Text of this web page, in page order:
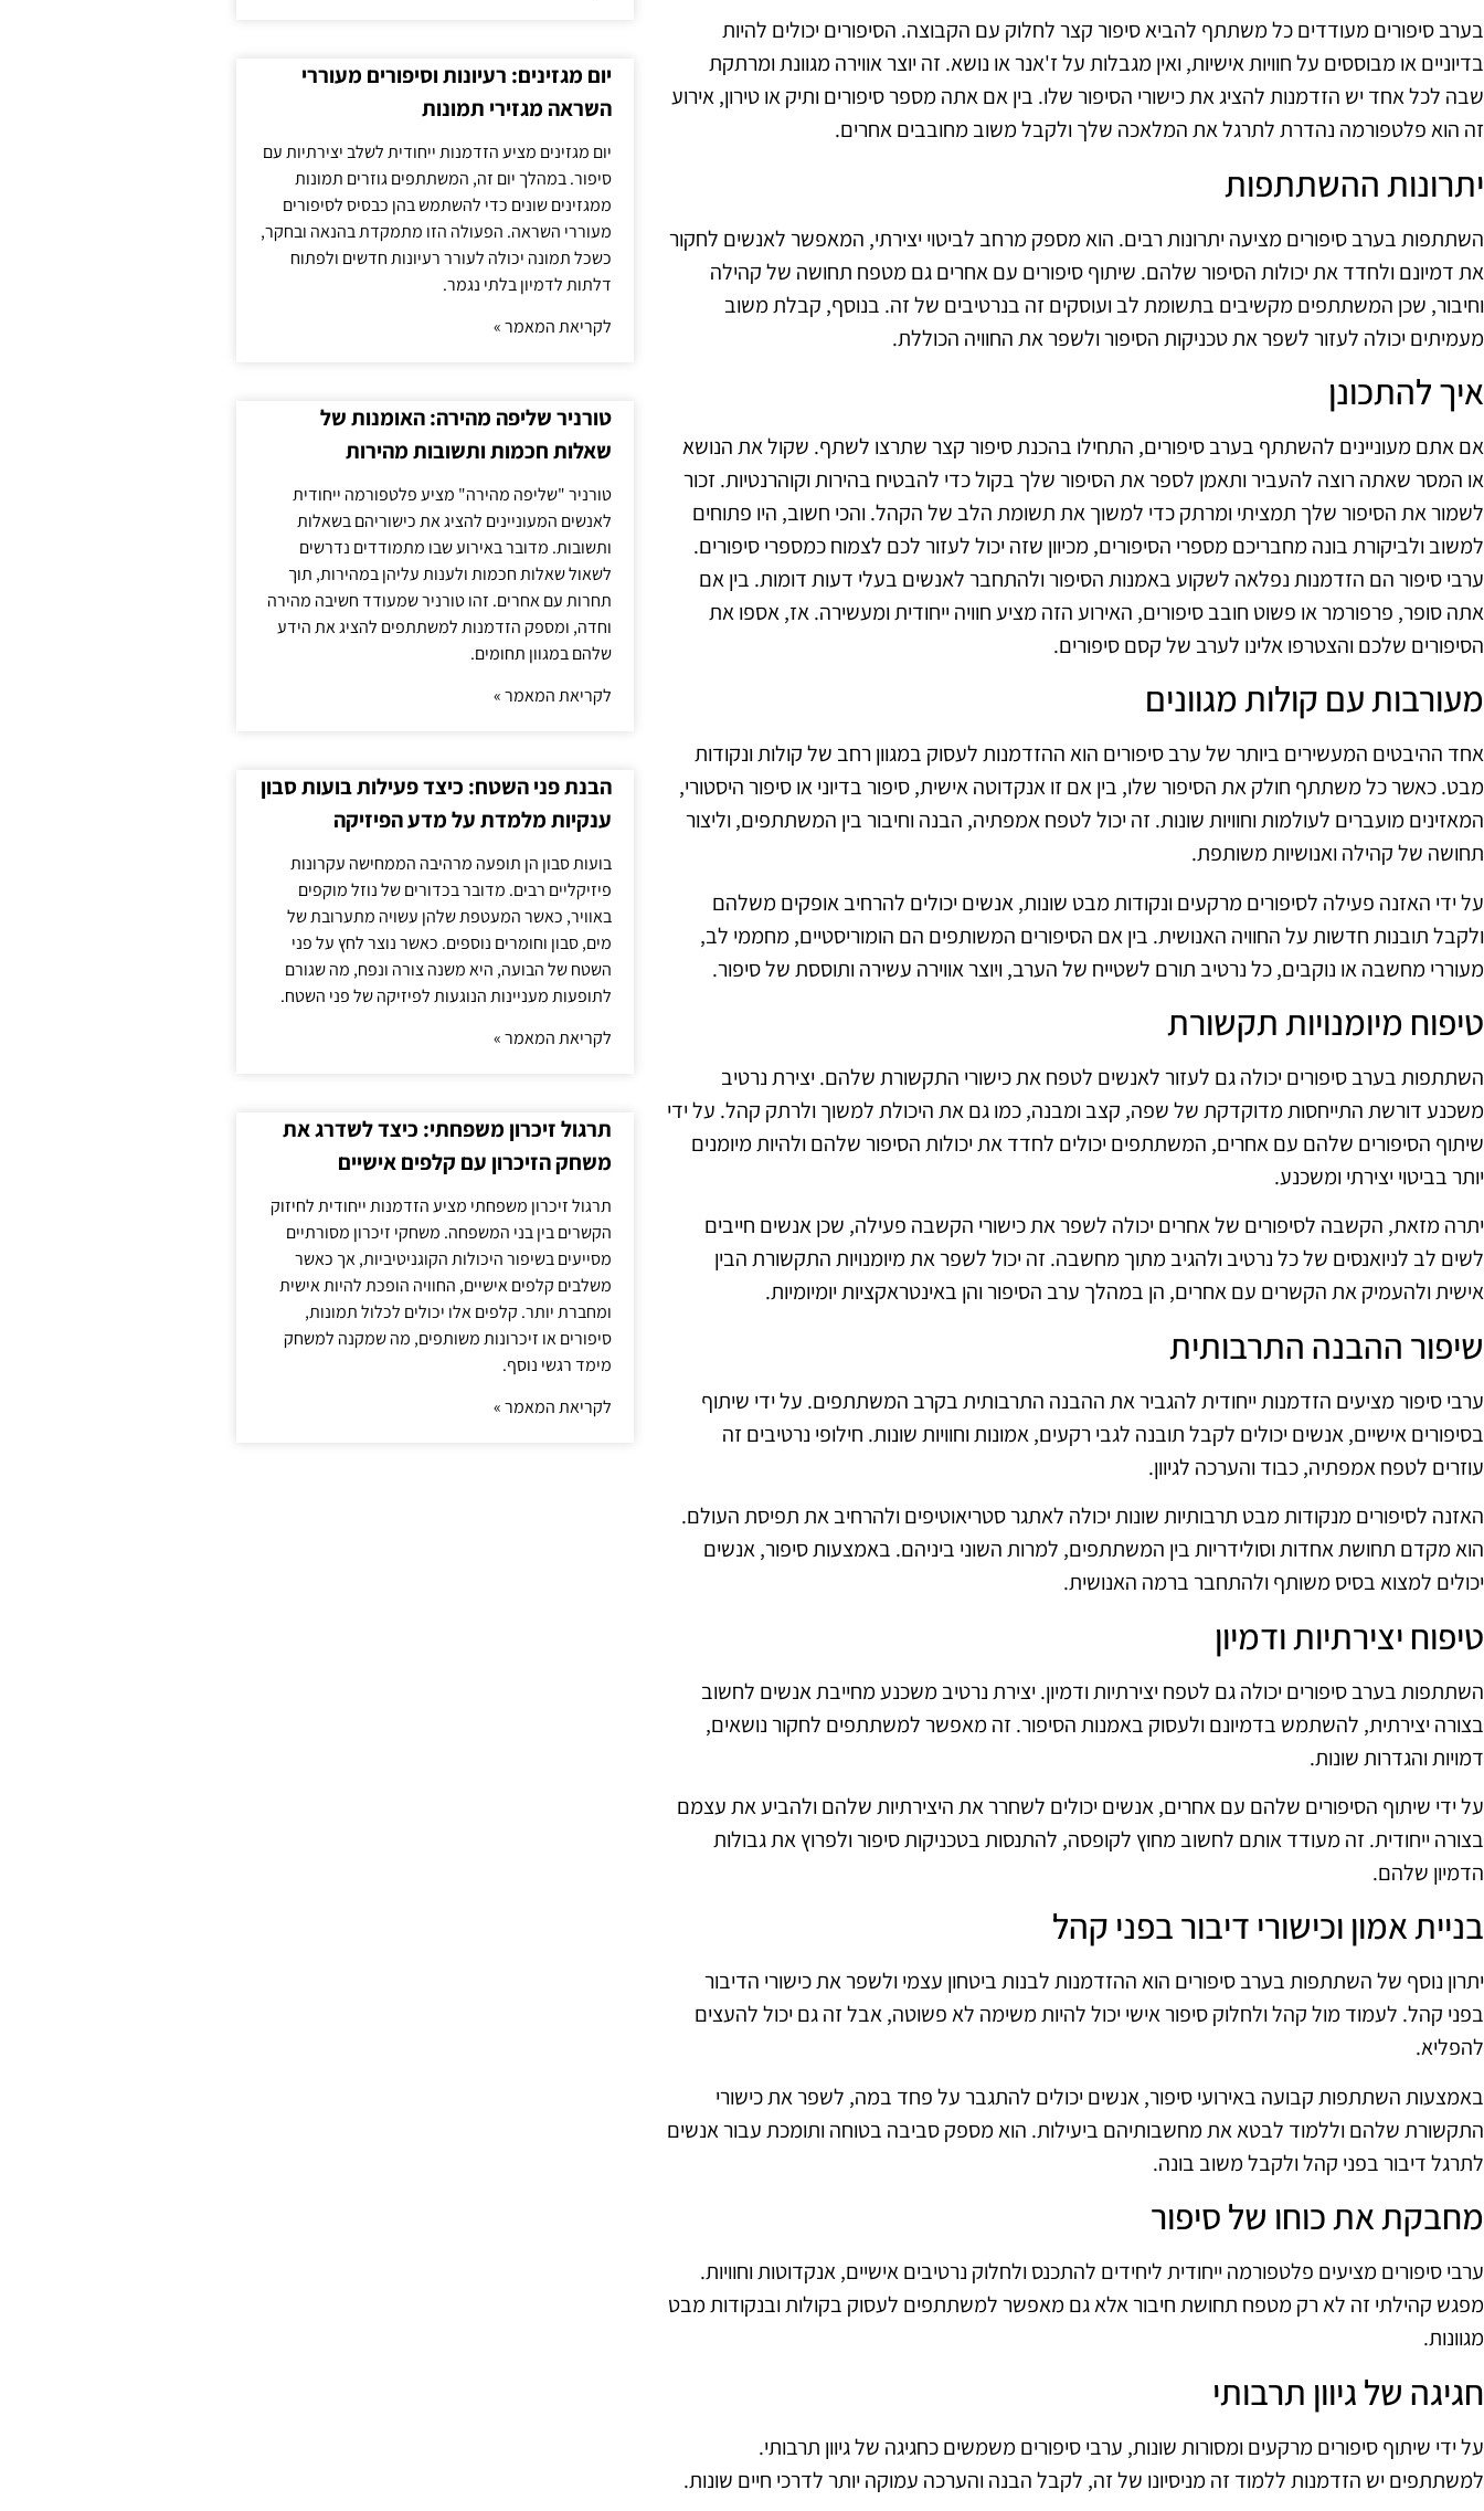
בערב סיפורים מעודדים כל משתתף להביא סיפור קצר לחלוק עם הקבוצה. הסיפורים יכולים להיות
בדיוניים או מבוססים על חוויות אישיות, ואין מגבלות על ז'אנר או נושא. זה יוצר אווירה מגוונת ומרתקת
שבה לכל אחד יש הזדמנות להציג את כישורי הסיפור שלו. בין אם אתה מספר סיפורים ותיק או טירון, אירוע
זה הוא פלטפורמה נהדרת לתרגל את המלאכה שלך ולקבל משוב מחובבים אחרים.
יתרונות ההשתתפות
השתתפות בערב סיפורים מציעה יתרונות רבים. הוא מספק מרחב לביטוי יצירתי, המאפשר לאנשים לחקור
את דמיונם ולחדד את יכולות הסיפור שלהם. שיתוף סיפורים עם אחרים גם מטפח תחושה של קהילה
וחיבור, שכן המשתתפים מקשיבים בתשומת לב ועוסקים זה בנרטיבים של זה. בנוסף, קבלת משוב
מעמיתים יכולה לעזור לשפר את טכניקות הסיפור ולשפר את החוויה הכוללת.
איך להתכונן
אם אתם מעוניינים להשתתף בערב סיפורים, התחילו בהכנת סיפור קצר שתרצו לשתף. שקול את הנושא
או המסר שאתה רוצה להעביר ותאמן לספר את הסיפור שלך בקול כדי להבטיח בהירות וקוהרנטיות. זכור
לשמור את הסיפור שלך תמציתי ומרתק כדי למשוך את תשומת הלב של הקהל. והכי חשוב, היו פתוחים
למשוב ולביקורת בונה מחבריכם מספרי הסיפורים, מכיוון שזה יכול לעזור לכם לצמוח כמספרי סיפורים.
ערבי סיפור הם הזדמנות נפלאה לשקוע באמנות הסיפור ולהתחבר לאנשים בעלי דעות דומות. בין אם
אתה סופר, פרפורמר או פשוט חובב סיפורים, האירוע הזה מציע חוויה ייחודית ומעשירה. אז, אספו את
הסיפורים שלכם והצטרפו אלינו לערב של קסם סיפורים.
מעורבות עם קולות מגוונים
אחד ההיבטים המעשירים ביותר של ערב סיפורים הוא ההזדמנות לעסוק במגוון רחב של קולות ונקודות
מבט. כאשר כל משתתף חולק את הסיפור שלו, בין אם זו אנקדוטה אישית, סיפור בדיוני או סיפור היסטורי,
המאזינים מועברים לעולמות וחוויות שונות. זה יכול לטפח אמפתיה, הבנה וחיבור בין המשתתפים, וליצור
תחושה של קהילה ואנושיות משותפת.
על ידי האזנה פעילה לסיפורים מרקעים ונקודות מבט שונות, אנשים יכולים להרחיב אופקים משלהם
ולקבל תובנות חדשות על החוויה האנושית. בין אם הסיפורים המשותפים הם הומוריסטיים, מחממי לב,
מעוררי מחשבה או נוקבים, כל נרטיב תורם לשטייח של הערב, ויוצר אווירה עשירה ותוססת של סיפור.
טיפוח מיומנויות תקשורת
השתתפות בערב סיפורים יכולה גם לעזור לאנשים לטפח את כישורי התקשורת שלהם. יצירת נרטיב
משכנע דורשת התייחסות מדוקדקת של שפה, קצב ומבנה, כמו גם את היכולת למשוך ולרתק קהל. על ידי
שיתוף הסיפורים שלהם עם אחרים, המשתתפים יכולים לחדד את יכולות הסיפור שלהם ולהיות מיומנים
יותר בביטוי יצירתי ומשכנע.
יתרה מזאת, הקשבה לסיפורים של אחרים יכולה לשפר את כישורי הקשבה פעילה, שכן אנשים חייבים
לשים לב לניואנסים של כל נרטיב ולהגיב מתוך מחשבה. זה יכול לשפר את מיומנויות התקשורת הבין
אישית ולהעמיק את הקשרים עם אחרים, הן במהלך ערב הסיפור והן באינטראקציות יומיומיות.
שיפור ההבנה התרבותית
ערבי סיפור מציעים הזדמנות ייחודית להגביר את ההבנה התרבותית בקרב המשתתפים. על ידי שיתוף
בסיפורים אישיים, אנשים יכולים לקבל תובנה לגבי רקעים, אמונות וחוויות שונות. חילופי נרטיבים זה
עוזרים לטפח אמפתיה, כבוד והערכה לגיוון.
האזנה לסיפורים מנקודות מבט תרבותיות שונות יכולה לאתגר סטריאוטיפים ולהרחיב את תפיסת העולם.
הוא מקדם תחושת אחדות וסולידריות בין המשתתפים, למרות השוני ביניהם. באמצעות סיפור, אנשים
יכולים למצוא בסיס משותף ולהתחבר ברמה האנושית.
טיפוח יצירתיות ודמיון
השתתפות בערב סיפורים יכולה גם לטפח יצירתיות ודמיון. יצירת נרטיב משכנע מחייבת אנשים לחשוב
בצורה יצירתית, להשתמש בדמיונם ולעסוק באמנות הסיפור. זה מאפשר למשתתפים לחקור נושאים,
דמויות והגדרות שונות.
על ידי שיתוף הסיפורים שלהם עם אחרים, אנשים יכולים לשחרר את היצירתיות שלהם ולהביע את עצמם
בצורה ייחודית. זה מעודד אותם לחשוב מחוץ לקופסה, להתנסות בטכניקות סיפור ולפרוץ את גבולות
הדמיון שלהם.
בניית אמון וכישורי דיבור בפני קהל
יתרון נוסף של השתתפות בערב סיפורים הוא ההזדמנות לבנות ביטחון עצמי ולשפר את כישורי הדיבור
בפני קהל. לעמוד מול קהל ולחלוק סיפור אישי יכול להיות משימה לא פשוטה, אבל זה גם יכול להעצים
להפליא.
באמצעות השתתפות קבועה באירועי סיפור, אנשים יכולים להתגבר על פחד במה, לשפר את כישורי
התקשורת שלהם וללמוד לבטא את מחשבותיהם ביעילות. הוא מספק סביבה בטוחה ותומכת עבור אנשים
לתרגל דיבור בפני קהל ולקבל משוב בונה.
מחבקת את כוחו של סיפור
ערבי סיפורים מציעים פלטפורמה ייחודית ליחידים להתכנס ולחלוק נרטיבים אישיים, אנקדוטות וחוויות.
מפגש קהילתי זה לא רק מטפח תחושת חיבור אלא גם מאפשר למשתתפים לעסוק בקולות ובנקודות מבט
מגוונות.
חגיגה של גיוון תרבותי
על ידי שיתוף סיפורים מרקעים ומסורות שונות, ערבי סיפורים משמשים כחגיגה של גיוון תרבותי.
למשתתפים יש הזדמנות ללמוד זה מניסיונו של זה, לקבל הבנה והערכה עמוקה יותר לדרכי חיים שונות.
יום מגזינים: רעיונות וסיפורים מעוררי
השראה מגזירי תמונות
יום מגזינים מציע הזדמנות ייחודית לשלב יצירתיות עם
סיפור. במהלך יום זה, המשתתפים גוזרים תמונות
ממגזינים שונים כדי להשתמש בהן כבסיס לסיפורים
מעוררי השראה. הפעולה הזו מתמקדת בהנאה ובחקר,
כשכל תמונה יכולה לעורר רעיונות חדשים ולפתוח
דלתות לדמיון בלתי נגמר.
לקריאת המאמר »
טורניר שליפה מהירה: האומנות של
שאלות חכמות ותשובות מהירות
טורניר "שליפה מהירה" מציע פלטפורמה ייחודית
לאנשים המעוניינים להציג את כישוריהם בשאלות
ותשובות. מדובר באירוע שבו מתמודדים נדרשים
לשאול שאלות חכמות ולענות עליהן במהירות, תוך
תחרות עם אחרים. זהו טורניר שמעודד חשיבה מהירה
וחדה, ומספק הזדמנות למשתתפים להציג את הידע
שלהם במגוון תחומים.
לקריאת המאמר »
הבנת פני השטח: כיצד פעילות בועות סבון
ענקיות מלמדת על מדע הפיזיקה
בועות סבון הן תופעה מרהיבה הממחישה עקרונות
פיזיקליים רבים. מדובר בכדורים של נוזל מוקפים
באוויר, כאשר המעטפת שלהן עשויה מתערובת של
מים, סבון וחומרים נוספים. כאשר נוצר לחץ על פני
השטח של הבועה, היא משנה צורה ונפח, מה שגורם
לתופעות מעניינות הנוגעות לפיזיקה של פני השטח.
לקריאת המאמר »
תרגול זיכרון משפחתי: כיצד לשדרג את
משחק הזיכרון עם קלפים אישיים
תרגול זיכרון משפחתי מציע הזדמנות ייחודית לחיזוק
הקשרים בין בני המשפחה. משחקי זיכרון מסורתיים
מסייעים בשיפור היכולות הקוגניטיביות, אך כאשר
משלבים קלפים אישיים, החוויה הופכת להיות אישית
ומחברת יותר. קלפים אלו יכולים לכלול תמונות,
סיפורים או זיכרונות משותפים, מה שמקנה למשחק
מימד רגשי נוסף.
לקריאת המאמר »